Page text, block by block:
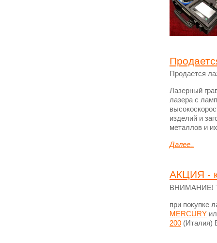
Продается
Лазерный
лазера с
изделий и
металлов и
Далее..
АКЦИЯ -
ВНИМАНИЕ!
при покупке
MERCURY
200